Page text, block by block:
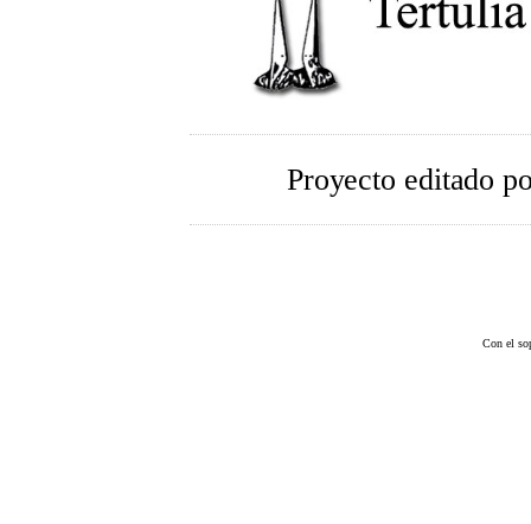
Proyecto editado
Con el